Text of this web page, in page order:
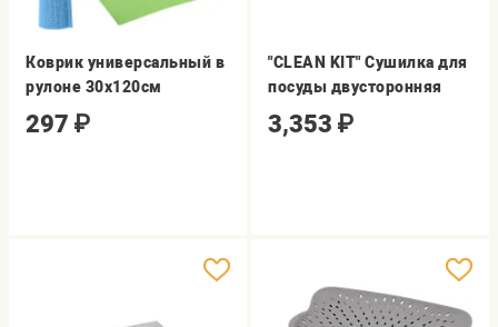
Коврик универсальный в
рулоне 30х120см
297 ₽
"CLEAN KIT" Сушилка для
посуды двусторонняя
3,353 ₽